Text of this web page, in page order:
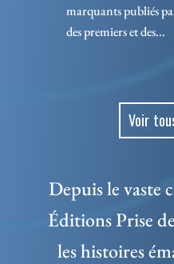
marquants publiés
des premiers et des...
Voir
Depuis le vaste
Éditions Prise
les histoires